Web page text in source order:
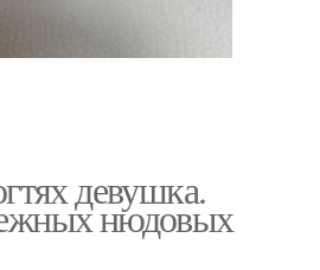
девушка.
нюдовых